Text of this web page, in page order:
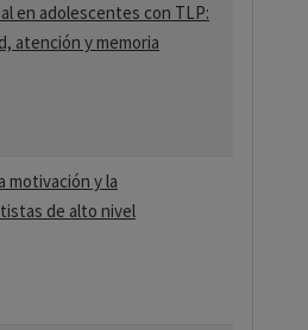
en adolescentes con TLP:
atención y memoria
motivación y la
de alto nivel